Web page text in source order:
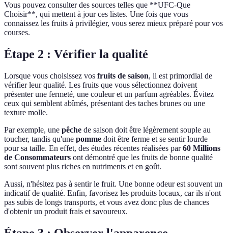
Vous pouvez consulter des sources telles que **UFC-Que
Choisir**, qui mettent à jour ces listes. Une fois que vous
connaissez les fruits à privilégier, vous serez mieux préparé pour vos
courses.
Étape 2 : Vérifier la qualité
Lorsque vous choisissez vos fruits de saison, il est primordial de
vérifier leur qualité. Les fruits que vous sélectionnez doivent
présenter une fermeté, une couleur et un parfum agréables. Évitez
ceux qui semblent abîmés, présentant des taches brunes ou une
texture molle.
Par exemple, une pêche de saison doit être légèrement souple au
toucher, tandis qu'une pomme doit être ferme et se sentir lourde
pour sa taille. En effet, des études récentes réalisées par60 Millions
de Consommateurs ont démontré que les fruits de bonne qualité
sont souvent plus riches en nutriments et en goût.
Aussi, n'hésitez pas à sentir le fruit. Une bonne odeur est souvent un
indicatif de qualité. Enfin, favorisez les produits locaux, car ils n'ont
pas subis de longs transports, et vous avez donc plus de chances
d'obtenir un produit frais et savoureux.